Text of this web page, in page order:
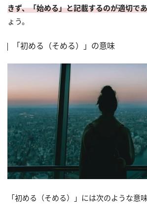
きず、「始める」と記載するのが適切で
ょう。
「初める（そめる）」の意味
「初める（そめる）」には次のような意